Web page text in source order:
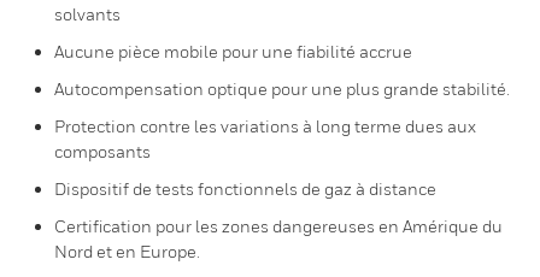
solvants
Aucune pièce mobile pour une fiabilité accrue
Autocompensation optique pour une plus grande stabilité.
Protection contre les variations à long terme dues aux
composants
Dispositif de tests fonctionnels de gaz à distance
Certification pour les zones dangereuses en Amérique du
Nord et en Europe.